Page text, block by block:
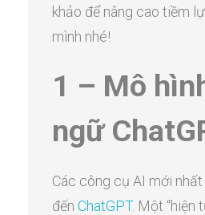
khảo để nâng cao tiềm
mình nhé!
1 – Mô
ngữ
Các công cụ AI mới
đếnChatGPT. Một “hiện